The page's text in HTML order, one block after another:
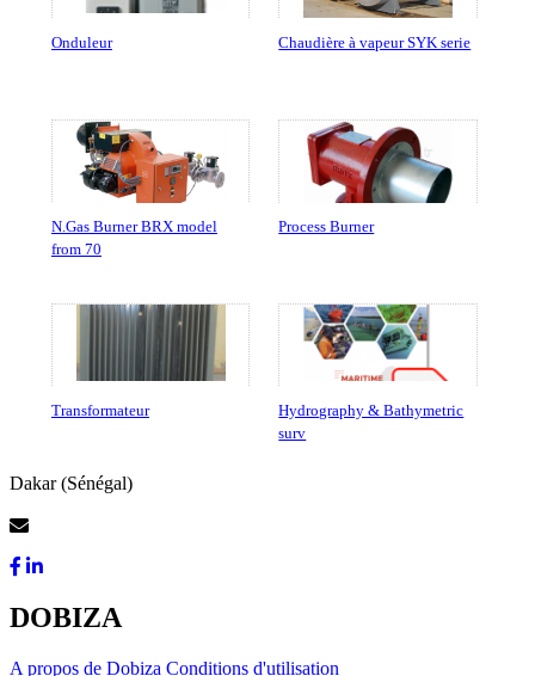
Onduleur Chaudière à vapeur SYK serie
N.Gas Burner BRX model
from 70
Process Burner
Transformateur
Hydrography & Bathymetric
surv
Dakar (Sénégal)
DOBIZA
A propos de Dobiza Conditions d'utilisation